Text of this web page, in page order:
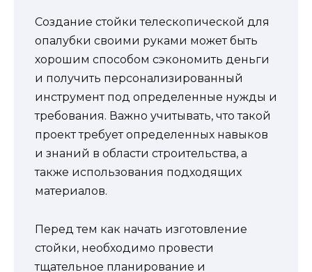
Создание стойки телескопической для
опалубки своими руками может быть
хорошим способом сэкономить деньги
и получить персонализированный
инструмент под определенные нужды и
требования. Важно учитывать, что такой
проект требует определенных навыков
и знаний в области строительства, а
также использования подходящих
материалов.
Перед тем как начать изготовление
стойки, необходимо провести
тщательное планирование и